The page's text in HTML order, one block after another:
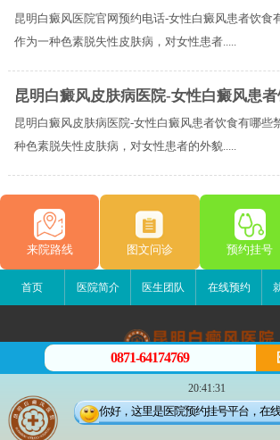
昆明白癜风医院官网预约电话-女性白癜风患者饮食
作为一种色素脱失性皮肤病，对女性患者.....
昆明白癜风皮肤病医院-女性白癜风患
昆明白癜风皮肤病医院-女性白癜风患者饮食有哪些
种色素脱失性皮肤病，对女性患者的外貌.....
来院路线 图文问诊 预约挂号
首页 医院简介 医生团队 在线预约
昆明白癜风医院
昆明市五华区护国路2号
版权所有：昆明白癜风医院
联系电话：0871-64174769
0871-64174769
20:41:31
你好，这里是医院预约挂号平台，在